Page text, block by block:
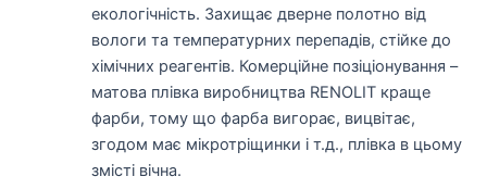
екологічність. Захищає дверне полотно від
вологи та температурних перепадів, стійке до
хімічних реагентів. Комерційне позіціонування –
матова плівка виробництва RENOLIT краще
фарби, тому що фарба вигорає, вицвітає,
згодом має мікротріщинки і т.д., плівка в цьому
змісті вічна.